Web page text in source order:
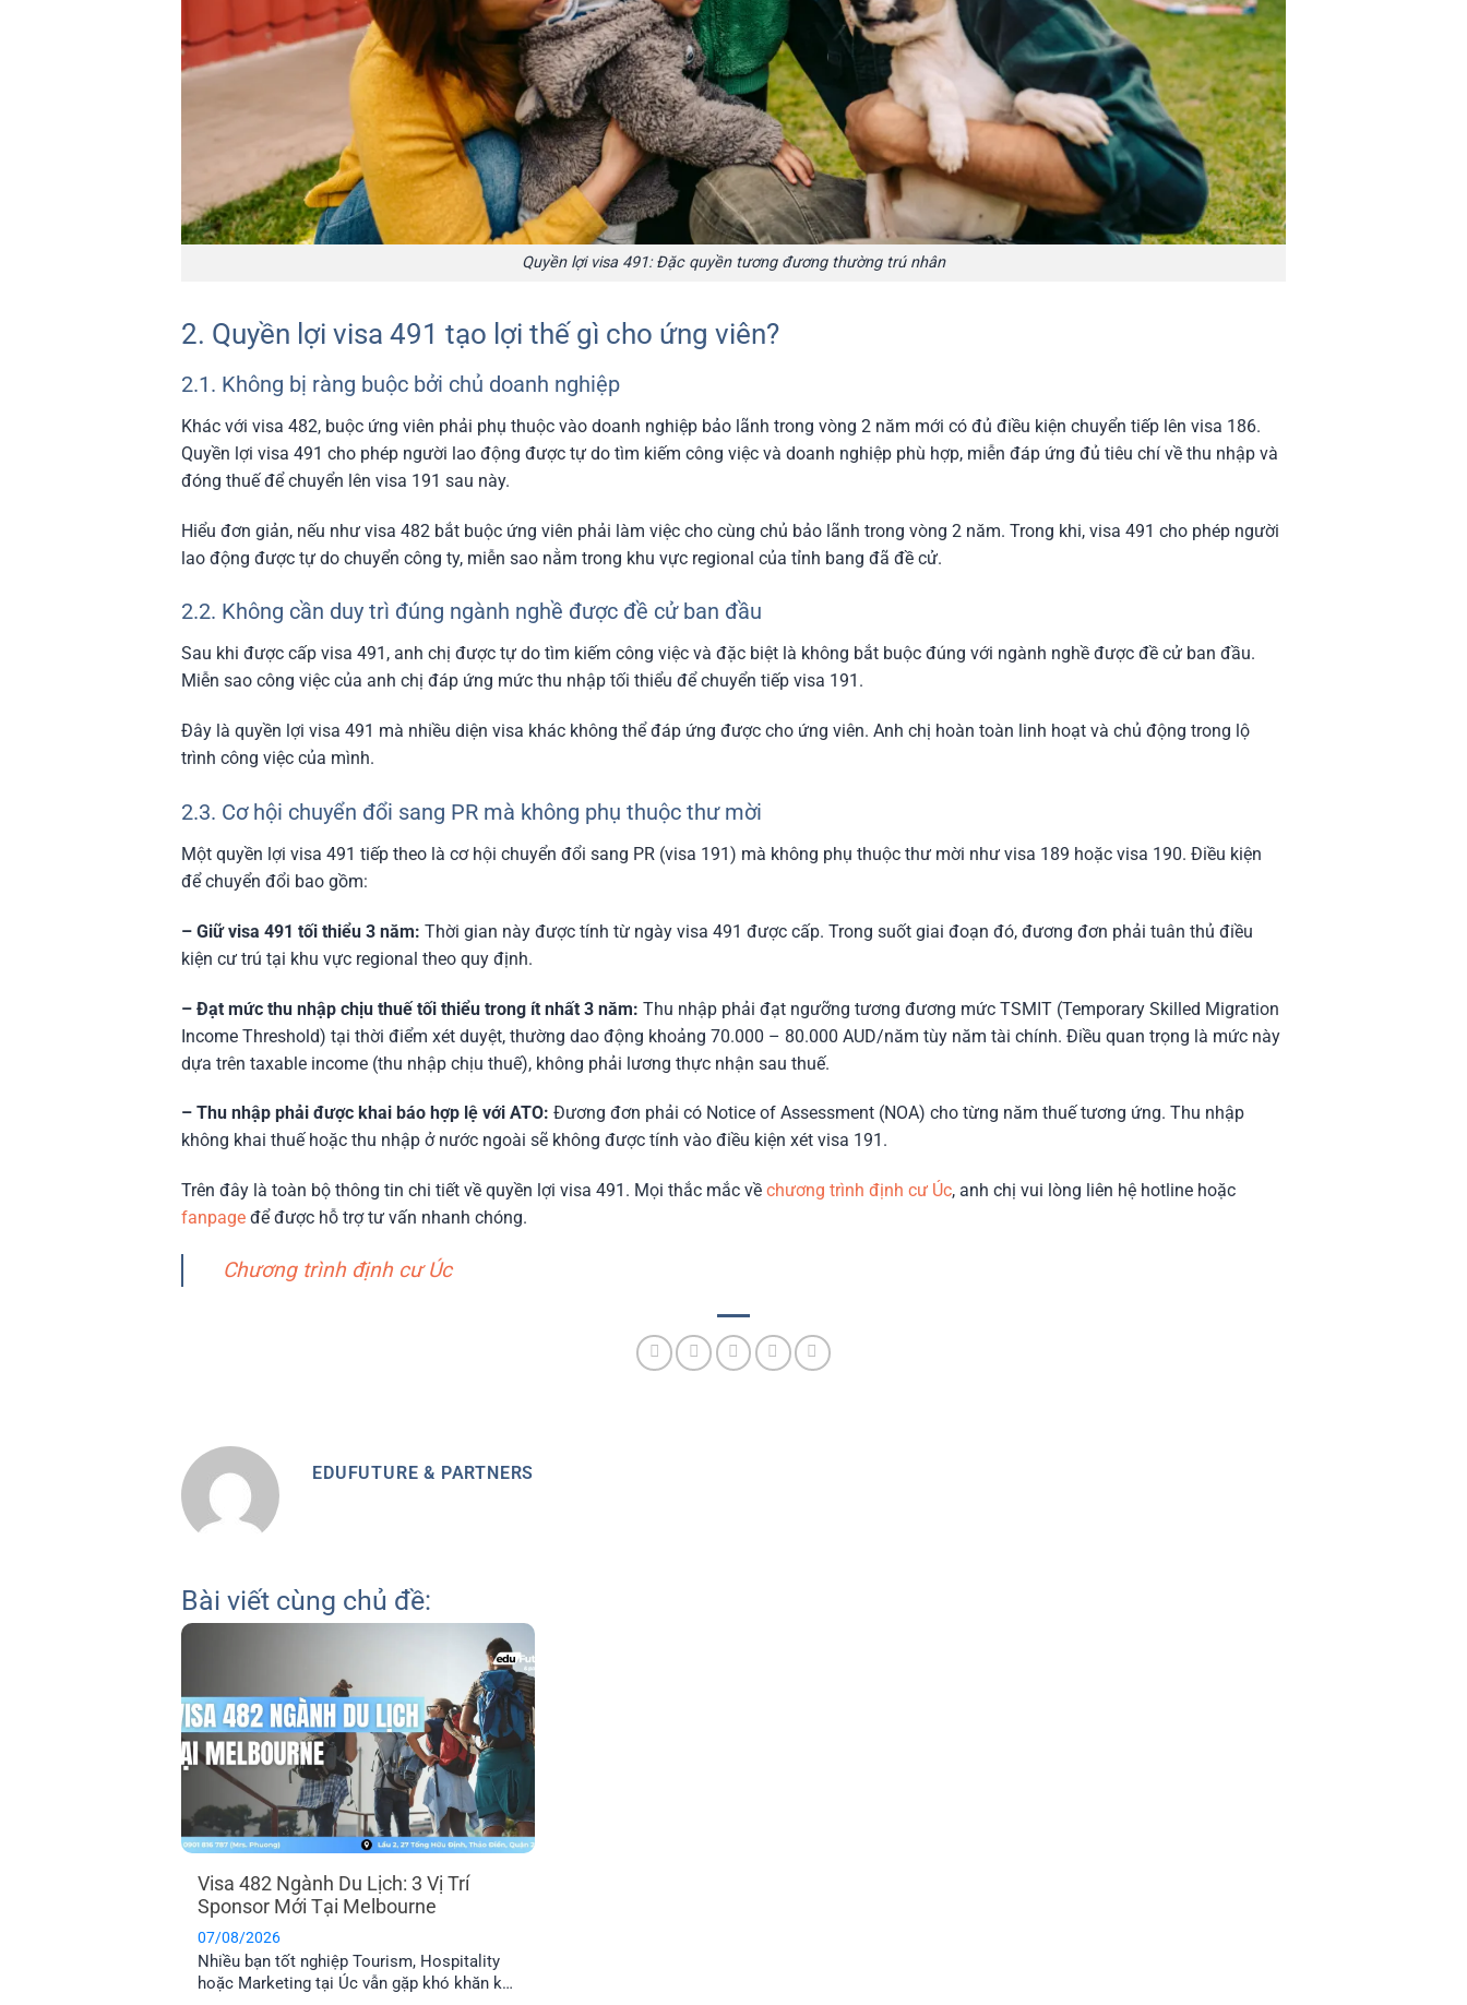
Quyền lợi visa 491: Đặc quyền tương đương thường trú nhân
2. Quyền lợi visa 491 tạo lợi thế gì cho ứng viên?
2.1. Không bị ràng buộc bởi chủ doanh nghiệp
Khác với visa 482, buộc ứng viên phải phụ thuộc vào doanh nghiệp bảo lãnh trong vòng 2 năm mới có đủ điều kiện chuyển tiếp lên visa 186.
Quyền lợi visa 491 cho phép người lao động được tự do tìm kiếm công việc và doanh nghiệp phù hợp, miễn đáp ứng đủ tiêu chí về thu nhập và
đóng thuế để chuyển lên visa 191 sau này.
Hiểu đơn giản, nếu như visa 482 bắt buộc ứng viên phải làm việc cho cùng chủ bảo lãnh trong vòng 2 năm. Trong khi, visa 491 cho phép người
lao động được tự do chuyển công ty, miễn sao nằm trong khu vực regional của tỉnh bang đã đề cử.
2.2. Không cần duy trì đúng ngành nghề được đề cử ban đầu
Sau khi được cấp visa 491, anh chị được tự do tìm kiếm công việc và đặc biệt là không bắt buộc đúng với ngành nghề được đề cử ban đầu.
Miễn sao công việc của anh chị đáp ứng mức thu nhập tối thiểu để chuyển tiếp visa 191.
Đây là quyền lợi visa 491 mà nhiều diện visa khác không thể đáp ứng được cho ứng viên. Anh chị hoàn toàn linh hoạt và chủ động trong lộ
trình công việc của mình.
2.3. Cơ hội chuyển đổi sang PR mà không phụ thuộc thư mời
Một quyền lợi visa 491 tiếp theo là cơ hội chuyển đổi sang PR (visa 191) mà không phụ thuộc thư mời như visa 189 hoặc visa 190. Điều kiện
để chuyển đổi bao gồm:
– Giữ visa 491 tối thiểu 3 năm: Thời gian này được tính từ ngày visa 491 được cấp. Trong suốt giai đoạn đó, đương đơn phải tuân thủ điều
kiện cư trú tại khu vực regional theo quy định.
– Đạt mức thu nhập chịu thuế tối thiểu trong ít nhất 3 năm: Thu nhập phải đạt ngưỡng tương đương mức TSMIT (Temporary Skilled Migration
Income Threshold) tại thời điểm xét duyệt, thường dao động khoảng 70.000 – 80.000 AUD/năm tùy năm tài chính. Điều quan trọng là mức này
dựa trên taxable income (thu nhập chịu thuế), không phải lương thực nhận sau thuế.
– Thu nhập phải được khai báo hợp lệ với ATO:Đương đơn phải có Notice of Assessment (NOA) cho từng năm thuế tương ứng. Thu nhập
không khai thuế hoặc thu nhập ở nước ngoài sẽ không được tính vào điều kiện xét visa 191.
Trên đây là toàn bộ thông tin chi tiết về quyền lợi visa 491. Mọi thắc mắc vềchương trình định cư Úc, anh chị vui lòng liên hệ hotline hoặc
fanpage để được hỗ trợ tư vấn nhanh chóng.
Chương trình định cư Úc
EDUFUTURE & PARTNERS
Bài viết cùng chủ đề:
Visa 482 Ngành Du Lịch: 3 Vị Trí
Sponsor Mới Tại Melbourne
07/08/2026
Nhiều bạn tốt nghiệp Tourism, Hospitality
hoặc Marketing tại Úc vẫn gặp khó khăn khi